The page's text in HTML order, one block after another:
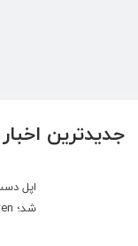
جدیدترین اخبار
اپل
شد؛ Qwen...